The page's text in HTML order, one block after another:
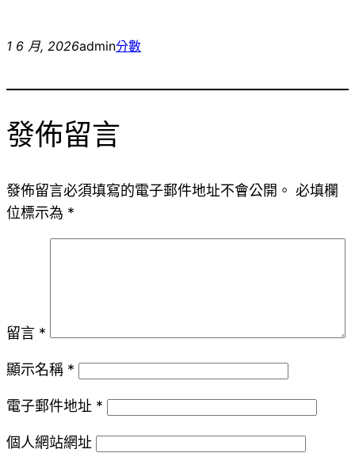
1 6 月, 2026admin分數
發佈留言
發佈留言必須填寫的電子郵件地址不會公開。 必填欄
位標示為 *
留言 *
顯示名稱 *
電子郵件地址 *
個人網站網址